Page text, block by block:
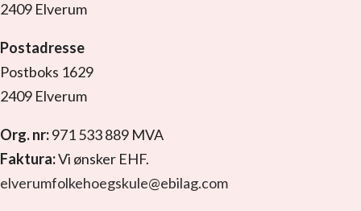
2409 Elverum
Postadresse
Postboks 1629
2409 Elverum
Org. nr:971 533 889 MVA
Faktura:Vi ønsker EHF.
elverumfolkehoegskule@ebilag.com